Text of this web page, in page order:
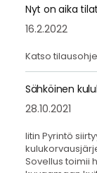
Nyt on aika
16.2.2022
Katso
Sähköinen
28.10.2021
Iitin Pyrintö
Sovellus toimii